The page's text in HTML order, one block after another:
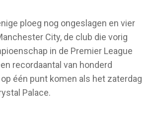
ploeg nog ongeslagen en vier
City, de club die vorig
in de Premier League
recordaantal van honderd
één punt komen als het zaterdag
Palace.